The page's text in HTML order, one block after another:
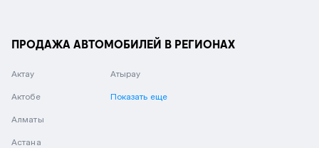
ПРОДАЖА АВТОМОБИЛЕЙ В РЕГИОНАХ
Актау
Актобе
Алматы
Астана
Атырау
Показать еще